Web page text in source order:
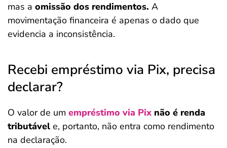
mas a omissão dos rendimentos. A
movimentação financeira é apenas o dado que
evidencia a inconsistência.
Recebi empréstimo via Pix, precisa
declarar?
O valor de um empréstimo via Pix não é renda
tributável e, portanto, não entra como rendimento
na declaração.